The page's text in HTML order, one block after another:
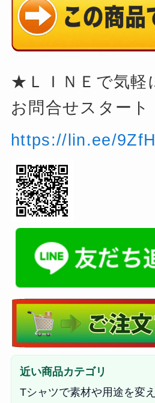
★ＬＩＮＥで気軽
お問合せスタート
https://lin.ee/
近い商品カテゴリ
Tシャツで素材や用途を変